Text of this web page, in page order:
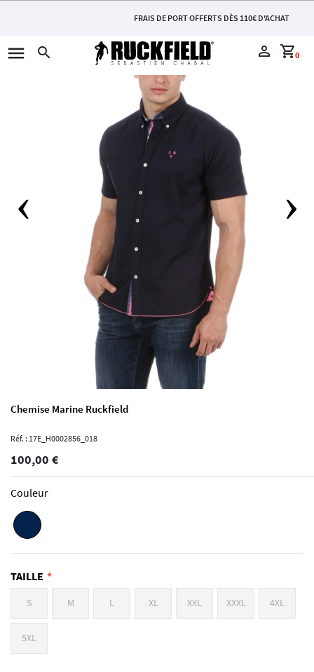
FRAIS DE PORT OFFERTS DÈS 110€ D'ACHAT
menu search perm_identity 0
shopping_cart
Chemise Marine Ruckfield
Réf. : 17E_H0002856_018
100,00 €
Couleur
TAILLE
S M L XL XXL XXXL 4XL
5XL